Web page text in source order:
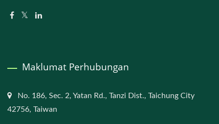
Maklumat Perhubungan
No. 186, Sec. 2, Yatan Rd., Tanzi Dist., Taichung City
42756, Taiwan